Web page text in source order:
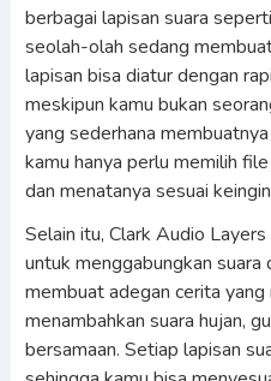
berbagai lapisan suara
seolah-olah sedang
lapisan bisa diatur dengan
meskipun kamu bukan
yang sederhana
kamu hanya perlu memilih
dan menatanya sesuai
Selain itu, Clark Audio
untuk menggabungkan
membuat adegan cerita
menambahkan suara hujan,
bersamaan. Setiap lapisan